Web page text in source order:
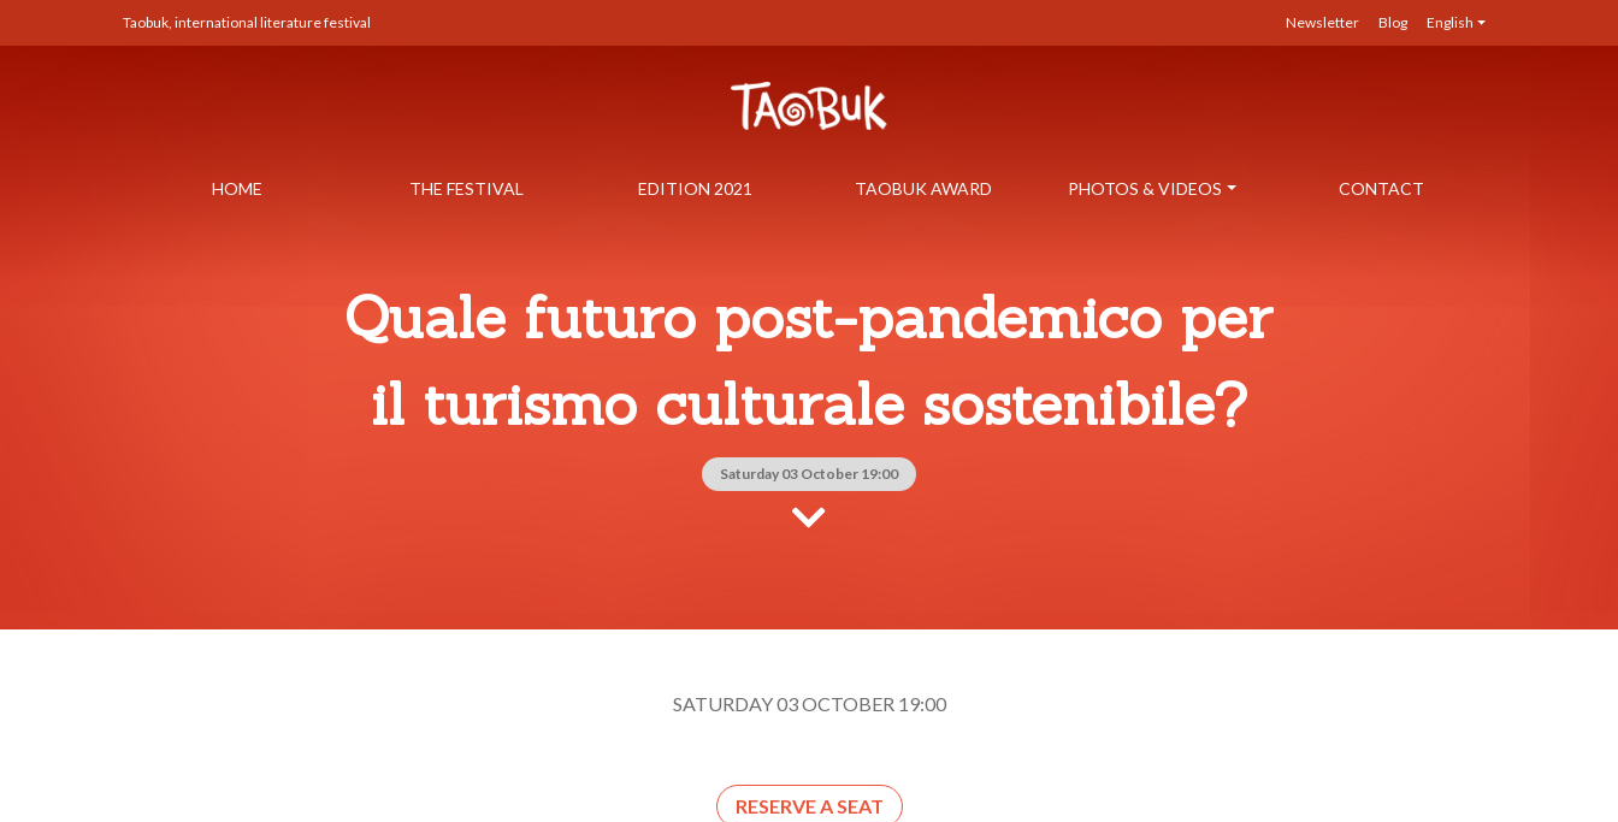
Taobuk, international literature festival Newsletter Blog English
HOME THE FESTIVAL EDITION 2021 TAOBUK AWARD PHOTOS & VIDEOS CONTACT
Quale futuro post-pandemico per
il turismo culturale sostenibile?
Saturday 03 October 19:00
SATURDAY 03 OCTOBER 19:00
RESERVE A SEAT